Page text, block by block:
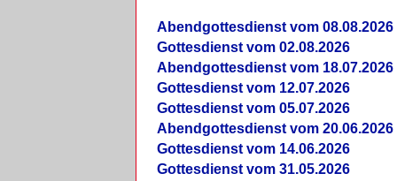
Abendgottesdienst vom 08.08.2026
Gottesdienst vom 02.08.2026
Abendgottesdienst vom 18.07.2026
Gottesdienst vom 12.07.2026
Gottesdienst vom 05.07.2026
Abendgottesdienst vom 20.06.2026
Gottesdienst vom 14.06.2026
Gottesdienst vom 31.05.2026